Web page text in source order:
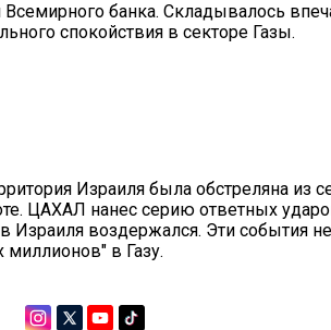
банка. Складывалось
спокойствия в секторе Газы.
Израиля была обстреляна из
ЦАХАЛ нанес серию ответных
воздержался. Эти события
миллионов" в Газу.